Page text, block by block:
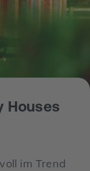
Houses
im Trend